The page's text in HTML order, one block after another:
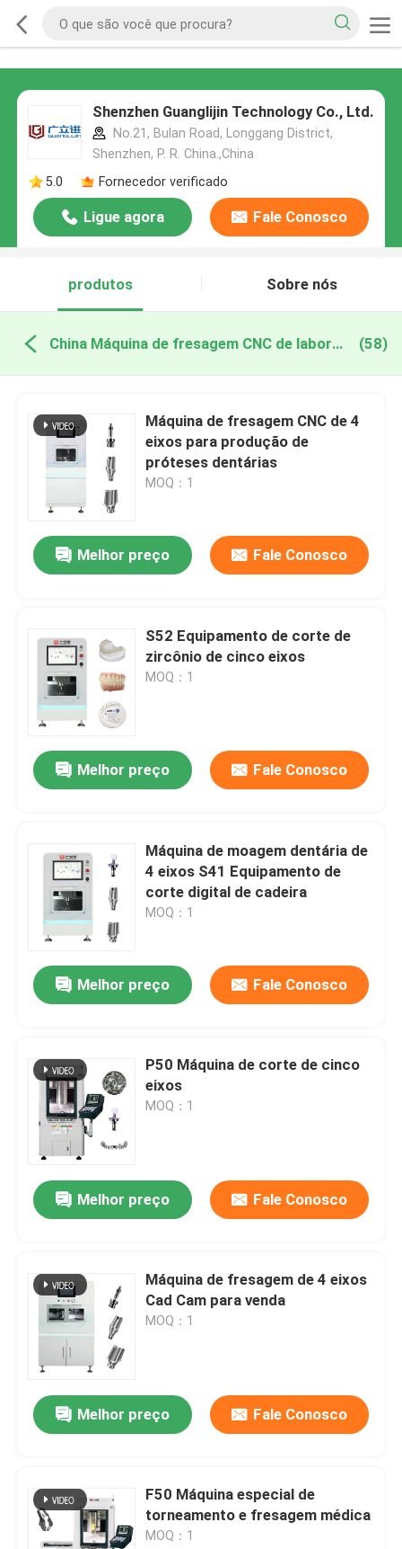
Shenzhen Guanglijin Technology Co., Ltd.
No.21, Bulan Road, Longgang District,
Shenzhen, P. R. China.,China
5.0
Fornecedor verificado
Ligue agora Fale Conosco
produtos Sobre nós
China Máquina de fresagem CNC de laboratório dentário (58)
Máquina de fresagem CNC de 4
eixos para produção de
próteses dentárias
MOQ：1
Melhor preço Fale Conosco
S52 Equipamento de corte de
zircônio de cinco eixos
MOQ：1
Melhor preço Fale Conosco
Máquina de moagem dentária de
4 eixos S41 Equipamento de
corte digital de cadeira
MOQ：1
Melhor preço Fale Conosco
P50 Máquina de corte de cinco
eixos
MOQ：1
Melhor preço Fale Conosco
Máquina de fresagem de 4 eixos
Cad Cam para venda
MOQ：1
Melhor preço Fale Conosco
F50 Máquina especial de
torneamento e fresagem médica
MOQ：1